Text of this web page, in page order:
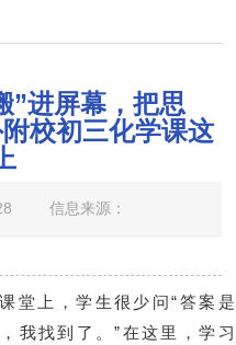
”进屏幕，把思
校初三化学课这
信息来源：
堂上，学生很少问“答案是
我找到了。”在这里，学习